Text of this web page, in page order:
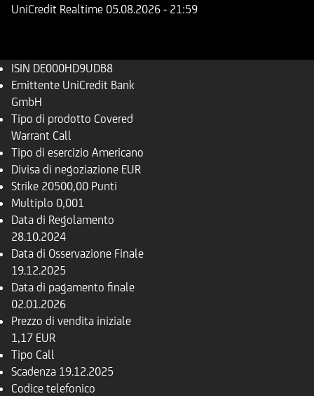
UniCredit Realtime 05.08.2026 - 21:59
ISIN DE000HD9UDB8
Emittente UniCredit Bank
GmbH
Tipo di prodotto Covered
Warrant Call
Tipo di esercizio Americano
Divisa di negoziazione EUR
Strike 20500,00 Punti
Multiplo 0,001
Data di Regolamento
28.10.2024
Data di Osservazione Finale
19.12.2025
Data di pagamento finale
02.01.2026
Prezzo di vendita iniziale
1,17 EUR
Tipo Call
Scadenza 19.12.2025
Codice telefonico